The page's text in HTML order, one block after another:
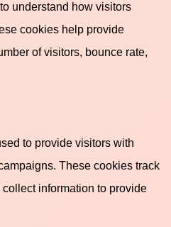
understand how visitors
cookies help provide
of visitors, bounce rate,
to provide visitors with
These cookies track
information to provide